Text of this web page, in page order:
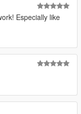
Especially like